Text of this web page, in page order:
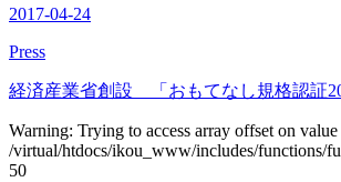
2017-04-24
Press
経済産業省創設 「おもてなし規格認証
Warning: Trying to access array offset on
/virtual/htdocs/ikou_www/includes/functions/
50